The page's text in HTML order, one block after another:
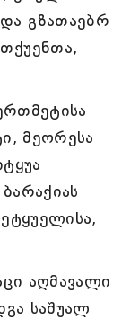
გზათაებრ
მეორესა
აღმავალი
საშუალ